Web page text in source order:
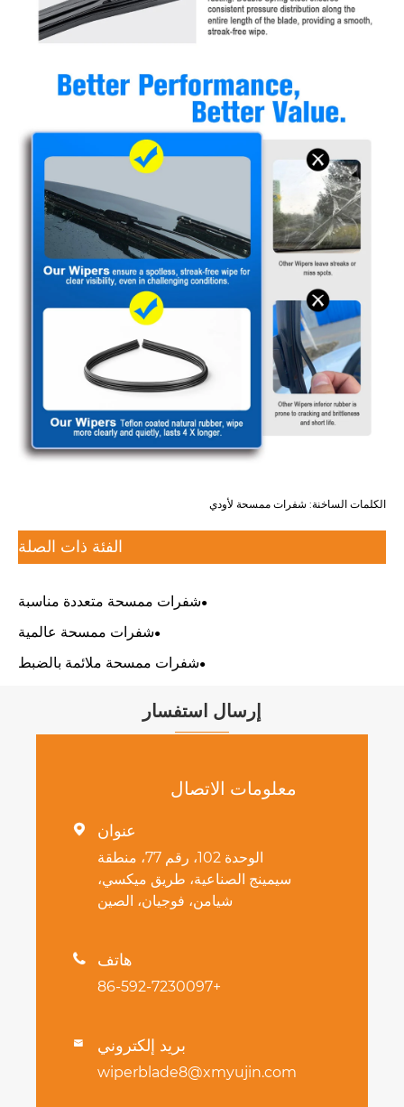
الكلمات الساخنة: شفرات ممسحة لأودي
الفئة ذات الصلة
شفرات ممسحة متعددة مناسبة
شفرات ممسحة عالمية
شفرات ممسحة ملائمة بالضبط
إرسال استفسار
معلومات الاتصال
 عنوان
الوحدة 102، رقم 77، منطقة
سيمينج الصناعية، طريق ميكسي،
شيامن، فوجيان، الصين
 هاتف
+86-592-7230097
 بريد إلكتروني
wiperblade8@xmyujin.com